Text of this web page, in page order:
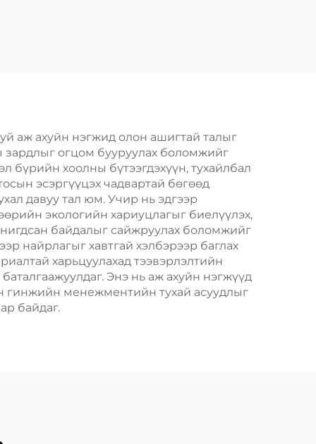
Пластик Пакинг
аж ахуйн нэгжид олон ашигтай талыг
зардлыг огцом бууруулах боломжийг
бүрийн хоолны бүтээгдэхүүн, тухайлбал
эсэргүүцэх чадвартай бөгөөд
давуу тал юм. Учир нь эдгээр
экологийн хариуцлагыг биелүүлэх,
байдалыг сайжруулах боломжийг
найрлагыг хавтгай хэлбэрээр баглах
харьцуулахад тээвэрлэлтийн
Энэ нь аж ахуйн нэгжүүд
гинжийн менежментийн тухай асуудлыг
байдаг.